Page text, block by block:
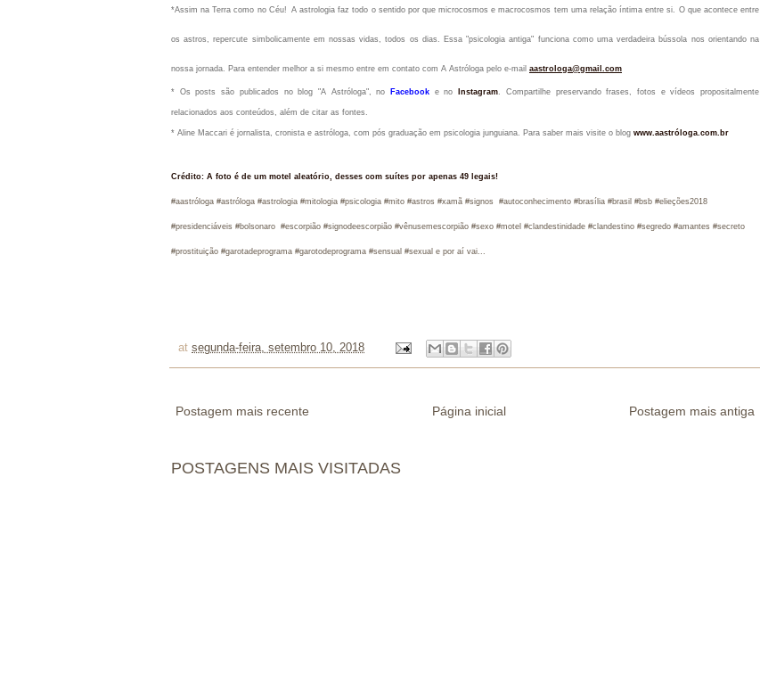
*Assim na Terra como no Céu! A astrologia faz todo o sentido por que microcosmos e macrocosmos tem uma relação íntima entre si. O que acontece entre
os astros, repercute simbolicamente em nossas vidas, todos os dias. Essa "psicologia antiga" funciona como uma verdadeira bússola nos orientando na
nossa jornada. Para entender melhor a si mesmo entre em contato com A Astróloga pelo e-mail aastrologa@gmail.com
* Os posts são publicados no blog "A Astróloga", no Facebook e no Instagram Compartilhe preservando frases, fotos e vídeos propositalmente
relacionados aos conteúdos, além de citar as fontes.
* Aline Maccari é jornalista, cronista e astróloga, com pós graduação em psicologia junguiana. Para saber mais visite o blog www.aastróloga.com.br
Crédito: A foto é de um motel aleatório, desses com suítes por apenas 49 legais!
#aastróloga #astróloga #astrologia #mitologia #psicologia #mito #astros #xamã #signos #autoconhecimento #brasília #brasil #bsb #elieções2018
#presidenciáveis #bolsonaro #escorpião #signodeescorpião #vênusemescorpião #sexo #motel #clandestinidade #clandestino #segredo #amantes #secreto
#prostituição #garotadeprograma #garotodeprograma #sensual #sexual e por aí vai...
at segunda-feira, setembro 10, 2018
Postagem mais recente Postagem mais antiga
Página inicial
POSTAGENS MAIS VISITADAS